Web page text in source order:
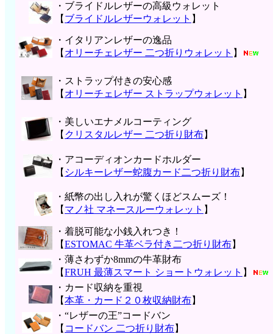
・ブライドルレザーの高級ウォレット
【 ブライドルレザーウォレット 】
・イタリアンレザーの逸品
【 オリーチェレザー 二つ折りウォレット 】
・ストラップ付きの安心感
【 オリーチェレザー ストラップウォレット 】
・美しいエナメルコーティング
【 クリスタルレザー 二つ折り財布】
・アコーディオンカードホルダー
【 シルキーレザー蛇腹カード二つ折り財布】
・紙幣の出し入れが驚くほどスムーズ！
【 マノ社 マネースルーウォレット 】
・着脱可能な小銭入れつき！
【ESTOMAC 牛革ベラ付き二つ折り財布】
・薄さわずか8mmの牛革財布
【FRUH 最薄スマート ショートウォレット 】
・カード収納を重視
【本革・カード２０枚収納財布】
・“レザーの王”コードバン
【 コードバン 二つ折り財布】